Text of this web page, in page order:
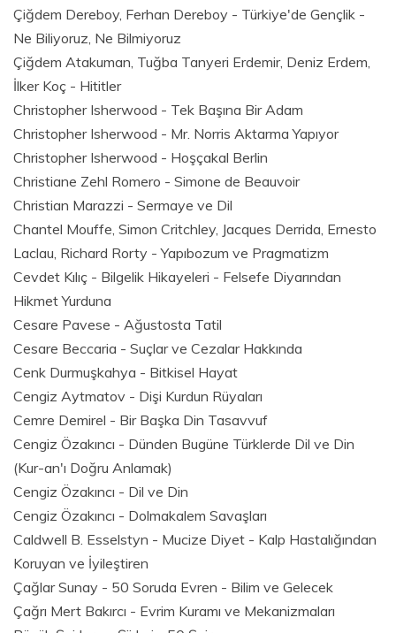
Çiğdem Dereboy, Ferhan Dereboy - Türkiye'de Gençlik -
Ne Biliyoruz, Ne Bilmiyoruz
Çiğdem Atakuman, Tuğba Tanyeri Erdemir, Deniz Erdem,
İlker Koç - Hititler
Christopher Isherwood - Tek Başına Bir Adam
Christopher Isherwood - Mr. Norris Aktarma Yapıyor
Christopher Isherwood - Hoşçakal Berlin
Christiane Zehl Romero - Simone de Beauvoir
Christian Marazzi - Sermaye ve Dil
Chantel Mouffe, Simon Critchley, Jacques Derrida, Ernesto
Laclau, Richard Rorty - Yapıbozum ve Pragmatizm
Cevdet Kılıç - Bilgelik Hikayeleri - Felsefe Diyarından
Hikmet Yurduna
Cesare Pavese - Ağustosta Tatil
Cesare Beccaria - Suçlar ve Cezalar Hakkında
Cenk Durmuşkahya - Bitkisel Hayat
Cengiz Aytmatov - Dişi Kurdun Rüyaları
Cemre Demirel - Bir Başka Din Tasavvuf
Cengiz Özakıncı - Dünden Bugüne Türklerde Dil ve Din
(Kur-an'ı Doğru Anlamak)
Cengiz Özakıncı - Dil ve Din
Cengiz Özakıncı - Dolmakalem Savaşları
Caldwell B. Esselstyn - Mucize Diyet - Kalp Hastalığından
Koruyan ve İyileştiren
Çağlar Sunay - 50 Soruda Evren - Bilim ve Gelecek
Çağrı Mert Bakırcı - Evrim Kuramı ve Mekanizmaları